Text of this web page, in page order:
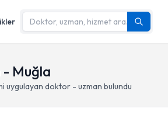
- Muğla
uygulayan doktor - uzman bulundu